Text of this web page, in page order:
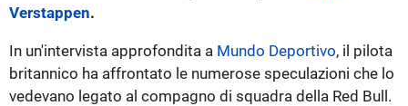
Verstappen.
In un'intervista approfondita a Mundo Deportivo, il pilota
britannico ha affrontato le numerose speculazioni che lo
vedevano legato al compagno di squadra della Red Bull.